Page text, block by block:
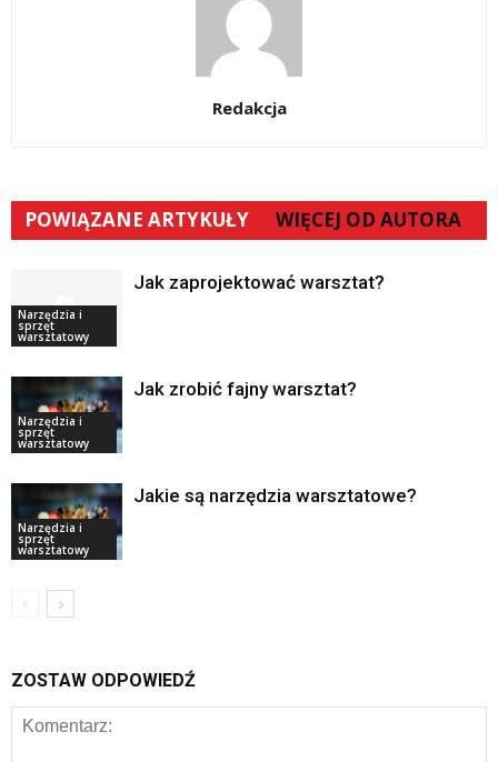
Redakcja
POWIĄZANE ARTYKUŁY WIĘCEJ OD AUTORA
Narzędzia i
sprzęt
warsztatowy
Jak zaprojektować warsztat?
Narzędzia i
sprzęt
warsztatowy
Jak zrobić fajny warsztat?
Narzędzia i
sprzęt
warsztatowy
Jakie są narzędzia warsztatowe?
ZOSTAW ODPOWIEDŹ